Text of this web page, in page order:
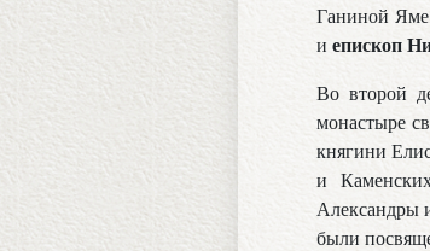
Ганиной
и епископ
Во второй
монастыре
княгини
и
Александры
были